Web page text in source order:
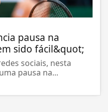
pausa na
sido fácil&quot;
sociais, nesta
pausa na...